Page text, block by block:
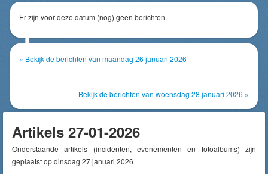
Er zijn voor deze datum (nog) geen berichten.
« Bekijk de berichten van maandag 26 januari 2026
Bekijk de berichten van woensdag 28 januari 2026 »
Artikels 27-01-2026
Onderstaande artikels (incidenten, evenementen en fotoalbums) zijn
geplaatst op dinsdag 27 januari 2026